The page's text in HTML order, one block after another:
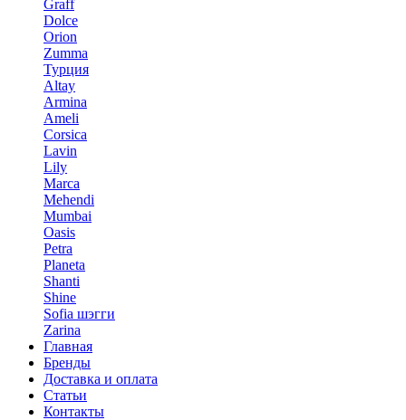
Graff
Dolce
Orion
Zumma
Турция
Altay
Armina
Ameli
Corsica
Lavin
Lily
Marca
Mehendi
Mumbai
Oasis
Petra
Planeta
Shanti
Shine
Sofia шэгги
Zarina
Главная
Бренды
Доставка и оплата
Статьи
Контакты